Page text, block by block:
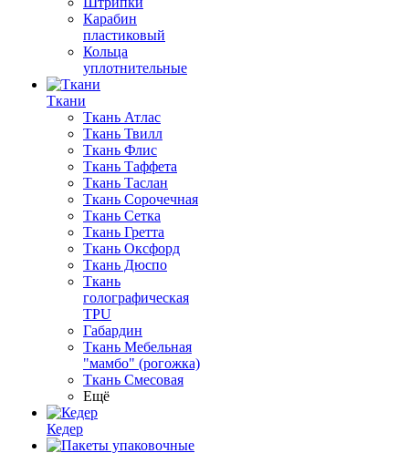
Карабин
пластиковый
Кольца
уплотнительные
Ткани
Ткань Атлас
Ткань Твилл
Ткань Флис
Ткань Таффета
Ткань Таслан
Ткань Сорочечная
Ткань Сетка
Ткань Гретта
Ткань Оксфорд
Ткань Дюспо
Ткань
голографическая
TPU
Габардин
Ткань Мебельная
"мамбо" (рогожка)
Ткань Смесовая
Ещё
Кедер